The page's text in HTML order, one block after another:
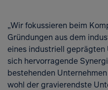
„Wir fokussieren beim
Gründungen aus dem
eines industriell geprägten
sich hervorragende
bestehenden
wohl der gravierendste